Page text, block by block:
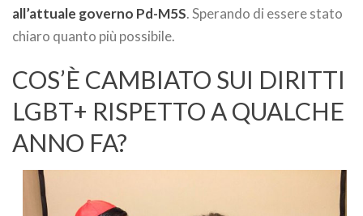
all’attuale governo Pd-M5S. Sperando di essere stato
chiaro quanto più possibile.
COS’È CAMBIATO SUI DIRITTI
LGBT+ RISPETTO A QUALCHE
ANNO FA?